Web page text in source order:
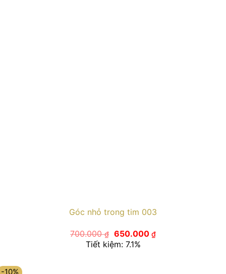
Góc nhỏ trong tim 003
700.000₫ Giá
gốc
là:
650.000 ₫Giá
hiện
Tiết kiệm: 7.1%
-10%